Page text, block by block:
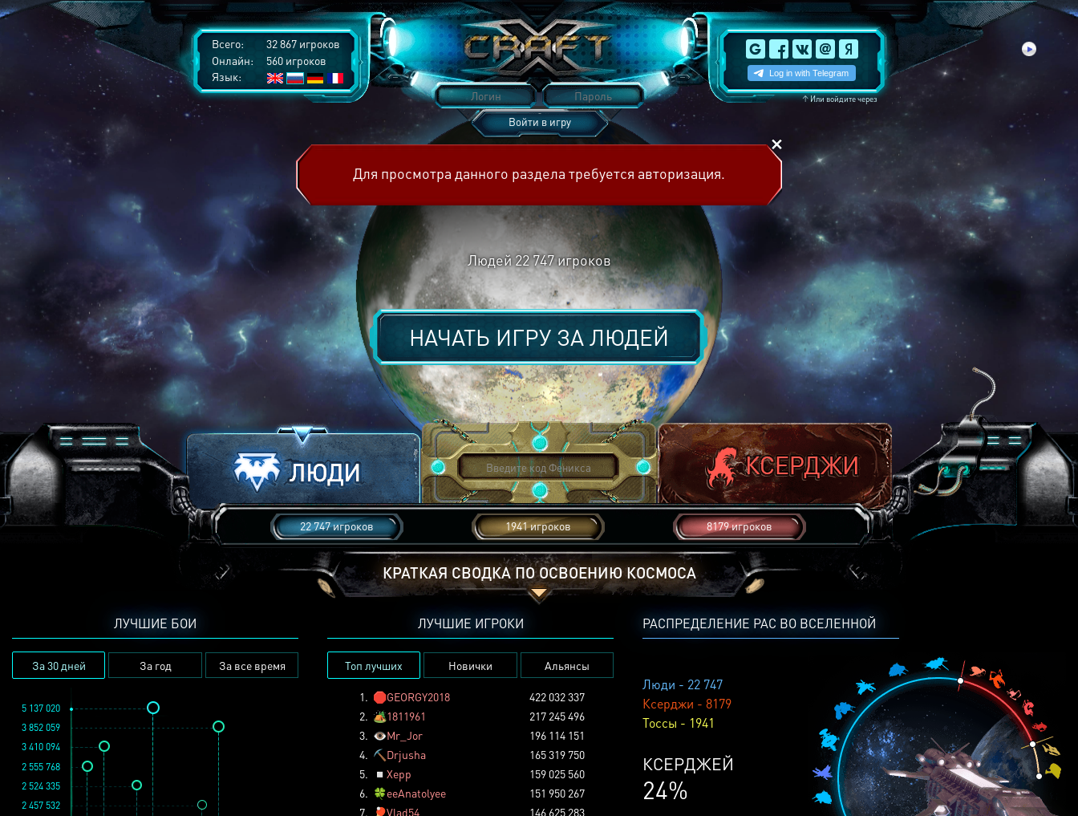
Всего:
32 867 игроков
Онлайн:
560 игроков
Язык:
↑Или войдите через
Войти в игру
Для просмотра данного раздела требуется авторизация.
Людей 22 747игроков
НАЧАТЬ ИГРУ ЗАЛЮДЕЙ
22 747 игроков 1941 игроков 8179 игроков
КРАТКАЯ СВОДКА ПО ОСВОЕНИЮ КОСМОСА
РАСПРЕДЕЛЕНИЕ РАС ВО ВСЕЛЕННОЙ
Люди - 22 747
Ксерджи - 8179
Тоссы - 1941
КСЕРДЖЕЙ
24%
ЛУЧШИЕ БОИ
За 30 дней За год За все время
3 852 059
2 457 532
5 137 020
2 524 335
3 410 094
2 555 768
ЛУЧШИЕ ИГРОКИ
Топ лучших Новички Альянсы
1. 🛑GEORGY2018
422 032 337
2. 🏕️1811961
217 245 496
3. 👁️Mr_Jor
196 114 151
4. ⛏️ Drjusha
165 319 750
5.
◽ Xepp
159 025 560
6. 🍀eeAnatolyee
151 950 267
7.
🏓Vlad54
146 625 283